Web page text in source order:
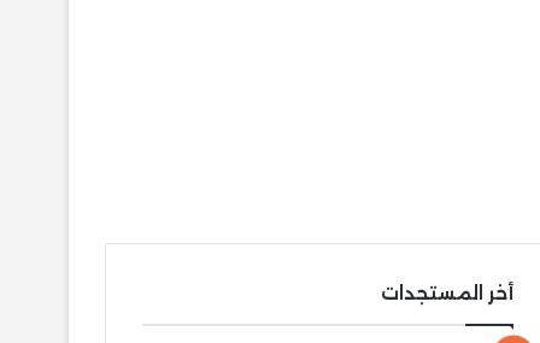
أخر المستجدات